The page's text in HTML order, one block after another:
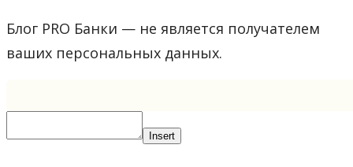
Блог PRO Банки — не является получателем
ваших персональных данных.
Insert